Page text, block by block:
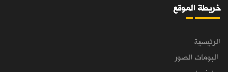
خريطة الموقع
الرئيسية
البومات الصور